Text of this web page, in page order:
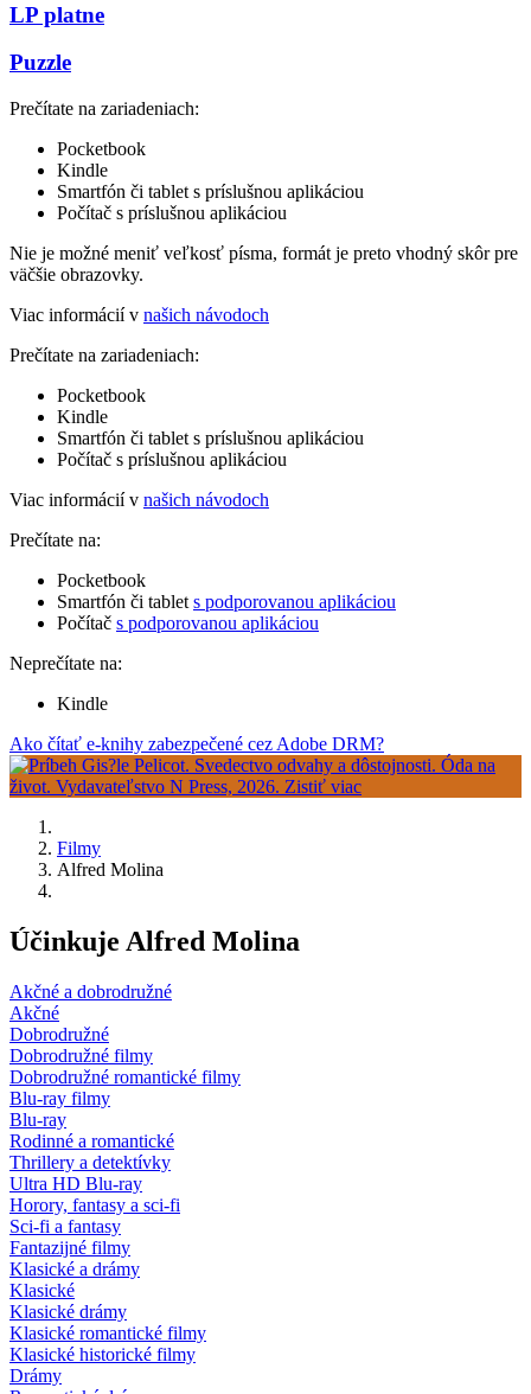
LP platne
Puzzle
Prečítate na zariadeniach:
Pocketbook
Kindle
Smartfón či tablet s príslušnou aplikáciou
Počítač s príslušnou aplikáciou
Nie je možné meniť veľkosť písma, formát je preto vhodný skôr pre
väčšie obrazovky.
Viac informácií v našich návodoch
Prečítate na zariadeniach:
Pocketbook
Kindle
Smartfón či tablet s príslušnou aplikáciou
Počítač s príslušnou aplikáciou
Viac informácií v našich návodoch
Prečítate na:
Pocketbook
Smartfón či tablet s podporovanou aplikáciou
Počítač s podporovanou aplikáciou
Neprečítate na:
Kindle
Ako čítať e-knihy zabezpečené cez Adobe DRM?
Filmy
Alfred Molina
Účinkuje Alfred Molina
Akčné a dobrodružné
Akčné
Dobrodružné
Dobrodružné filmy
Dobrodružné romantické filmy
Blu-ray filmy
Blu-ray
Rodinné a romantické
Thrillery a detektívky
Ultra HD Blu-ray
Horory, fantasy a sci-fi
Sci-fi a fantasy
Fantazijné filmy
Klasické a drámy
Klasické
Klasické drámy
Klasické romantické filmy
Klasické historické filmy
Drámy